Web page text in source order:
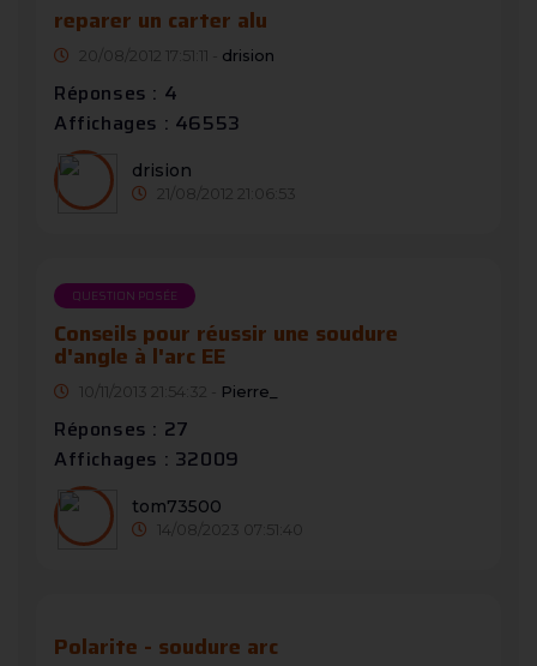
reparer un carter alu
20/08/2012 17:51:11 - drision
Réponses : 4
Affichages : 46553
drision
21/08/2012 21:06:53
QUESTION POSÉE
Conseils pour réussir une soudure
d'angle à l'arc EE
10/11/2013 21:54:32 - Pierre_
Réponses : 27
Affichages : 32009
tom73500
14/08/2023 07:51:40
Polarite - soudure arc